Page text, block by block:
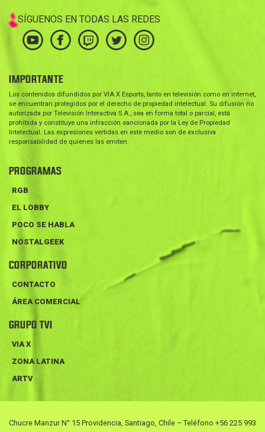
SÍGUENOS EN TODAS LAS REDES
IMPORTANTE
Los contenidos difundidos por VIA X Esports, tanto en televisión como en internet,
se encuentran protegidos por el derecho de propiedad intelectual. Su difusión no
autorizada por Televisión Interactiva S.A., sea en forma total o parcial, está
prohibida y constituye una infracción sancionada por la Ley de Propiedad
Intelectual. Las expresiones vertidas en este medio son de exclusiva
responsabilidad de quienes las emiten.
PROGRAMAS
RGB
EL LOBBY
POCO SE HABLA
NOSTALGEEK
CORPORATIVO
CONTACTO
ÁREA COMERCIAL
GRUPO TVI
VIA X
ZONA LATINA
ARTV
Chucre Manzur N° 15 Providencia, Santiago, Chile – Teléfono +56 225 993